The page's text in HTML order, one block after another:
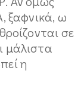
ξαφνικά, ω
σε
μάλιστα
η